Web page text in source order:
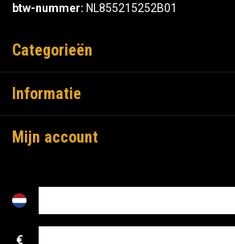
btw-nummer: NL855215252B01
Categorieën
Informatie
Mijn account
€